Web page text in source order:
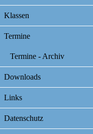
Klassen
Termine
Termine - Archiv
Downloads
Links
Datenschutz